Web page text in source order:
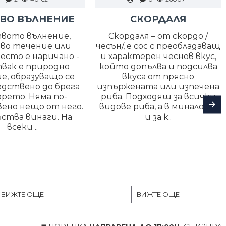
ВЪЛНЕНИЕ
вълнение,
течение или
е наричано -
е природно
образуващо се
до брега
Няма по-
нещо от него.
винаги. На
всеки ..
ВИЖТЕ ОЩЕ
СКОРДАЛЯ
Скордаля – от скордо /
чесън/, е сос с преобладаващ
и характерен чеснов вкус,
който допълва и подсилва
вкуса от прясно
изпържената или изпечена
риба. Подходящ за всички
видове риба, а в миналото
и за к..
ВИЖТЕ ОЩЕ